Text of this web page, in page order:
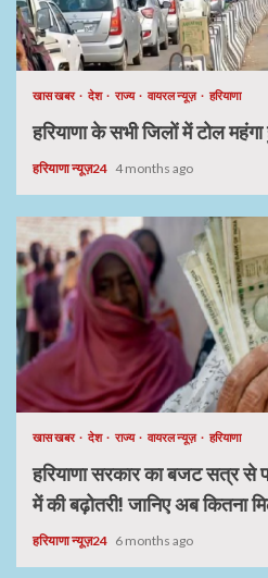
खास खबर देश राज्य वायरल न्यूज़ हरियाणा
हरियाणा के सभी जिलों में टोल
हरियाणा न्यूज़24 4 months ago
खास खबर देश राज्य वायरल न्यूज़ हरियाणा
हरियाणा सरकार का बजट सत्र से
में की बढ़ोतरी! जानिए अब कितना
हरियाणा न्यूज़24 6 months ago